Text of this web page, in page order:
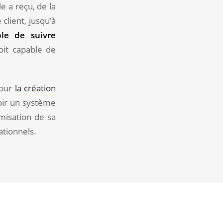
a reçu, de la
jusqu’à
de suivre
capable de
la création
un système
de sa